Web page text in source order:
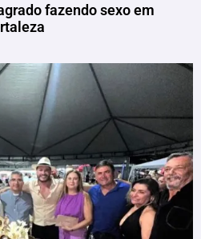
fazendo sexo em